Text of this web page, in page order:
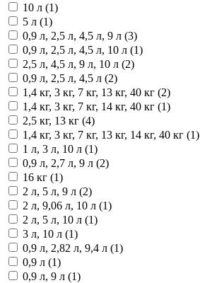
10 л (1)
5 л (1)
0,9 л, 2,5 л, 4,5 л, 9 л (3)
0,9 л, 2,5 л, 4,5 л, 10 л (1)
2,5 л, 4,5 л, 9 л, 10 л (2)
0,9 л, 2,5 л, 4,5 л (2)
1,4 кг, 3 кг, 7 кг, 13 кг, 40 кг (2)
1,4 кг, 3 кг, 7 кг, 14 кг, 40 кг (1)
2,5 кг, 13 кг (4)
1,4 кг, 3 кг, 7 кг, 13 кг, 14 кг, 40 кг (1)
1 л, 3 л, 10 л (1)
0,9 л, 2,7 л, 9 л (2)
16 кг (1)
2 л, 5 л, 9 л (2)
2 л, 9,06 л, 10 л (1)
2 л, 5 л, 10 л (1)
3 л, 10 л (1)
0,9 л, 2,82 л, 9,4 л (1)
0,9 л (1)
0,9 л, 9 л (1)